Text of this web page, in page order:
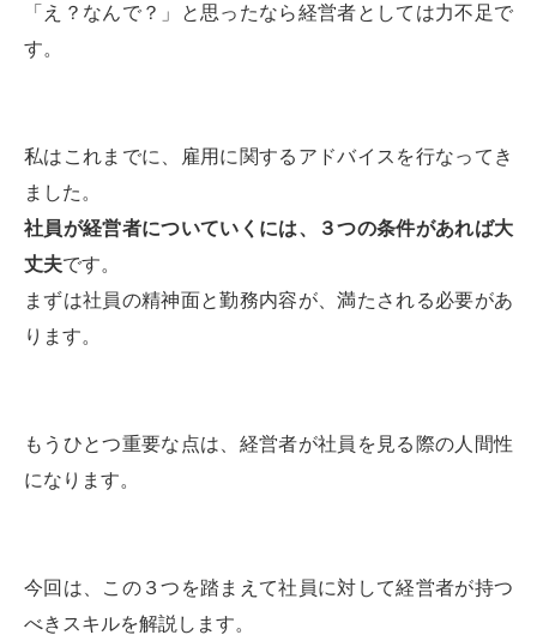
「え？なんで？」と思ったなら経営者としては力不足で
す。
私はこれまでに、雇用に関するアドバイスを行なってき
ました。
社員が経営者についていくには、３つの条件があれば大
丈夫です。
まずは社員の精神面と勤務内容が、満たされる必要があ
ります。
もうひとつ重要な点は、経営者が社員を見る際の人間性
になります。
今回は、この３つを踏まえて社員に対して経営者が持つ
べきスキルを解説します。